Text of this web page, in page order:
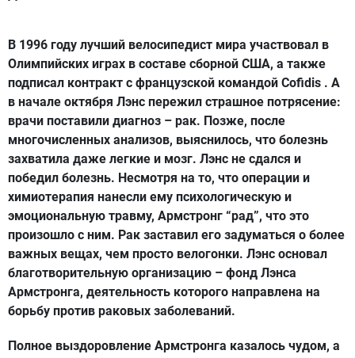
В 1996 году лучший велосипедист мира участвовал в
Олимпийских играх в составе сборной США, а также
подписал контракт с французской командой Cofidis . А
в начале октября Лэнс пережил страшное потрясение:
врачи поставили диагноз – рак. Позже, после
многочисленных анализов, выяснилось, что болезнь
захватила даже легкие и мозг. Лэнс не сдался и
победил болезнь. Несмотря на то, что операции и
химиотерапия нанесли ему психологическую и
эмоциональную травму, Армстронг “рад”, что это
произошло с ним. Рак заставил его задуматься о более
важных вещах, чем просто велогонки. Лэнс основал
благотворительную организацию – фонд Лэнса
Армстронга, деятельность которого направлена на
борьбу против раковых заболеваний.
Полное выздоровление Армстронга казалось чудом, а